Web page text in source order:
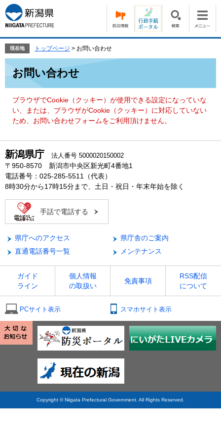
ー
ジ
の
頭
す。
ニ
ュ
ー
飛
て
現在地 トップページ > お問い合わせ
お問い合わせ
ブラウザでCookie（クッキー）が使用できる設定になっていな
い、または、ブラウザがCookie（クッキー）に対応していない
ため、お問い合わせフォームをご利用頂けません。
新潟県庁 法人番号 5000020150002
〒950-8570 新潟市中央区新光町4番地1
電話番号：025-285-5511（代表）
8時30分から17時15分まで、土日・祝日・年末年始を除く
手話で電話する
県庁へのアクセス
県庁舎のご案内
直通電話番号一覧
メンテナンス
ガイド
ライン
個人情報
の取扱い
免責事項
RSS配信
について
PCサイト表示 スマホサイト表示
Copyright © Niigata Prefectural Government. All Rights Reserved.